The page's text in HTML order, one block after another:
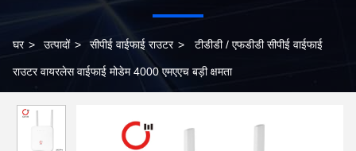
घर > उत्पादों > सीपीई वाईफाई राउटर > टीडीडी / एफडीडी सीपीई वाईफाई
राउटर वायरलेस वाईफाई मोडेम 4000 एमएएच बड़ी क्षमता